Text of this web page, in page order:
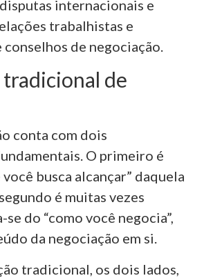
internacionais e
trabalhistas e
de negociação.
de
conta com dois
O primeiro é
você busca alcançar” daquela
é muitas vezes
do “como você negocia”,
da negociação em si.
tradicional, os dois lados,